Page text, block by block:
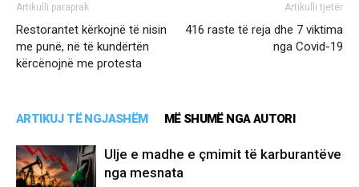
Artikulli paraprak
Restorantet kërkojnë të nisin
me punë, në të kundërtën
kërcënojnë me protesta
Artikulli tjetër
416 raste të reja dhe 7 viktima
nga Covid-19
ARTIKUJ TË NGJASHËM MË SHUMË NGA AUTORI
Ulje e madhe e çmimit të karburantëve
nga mesnata